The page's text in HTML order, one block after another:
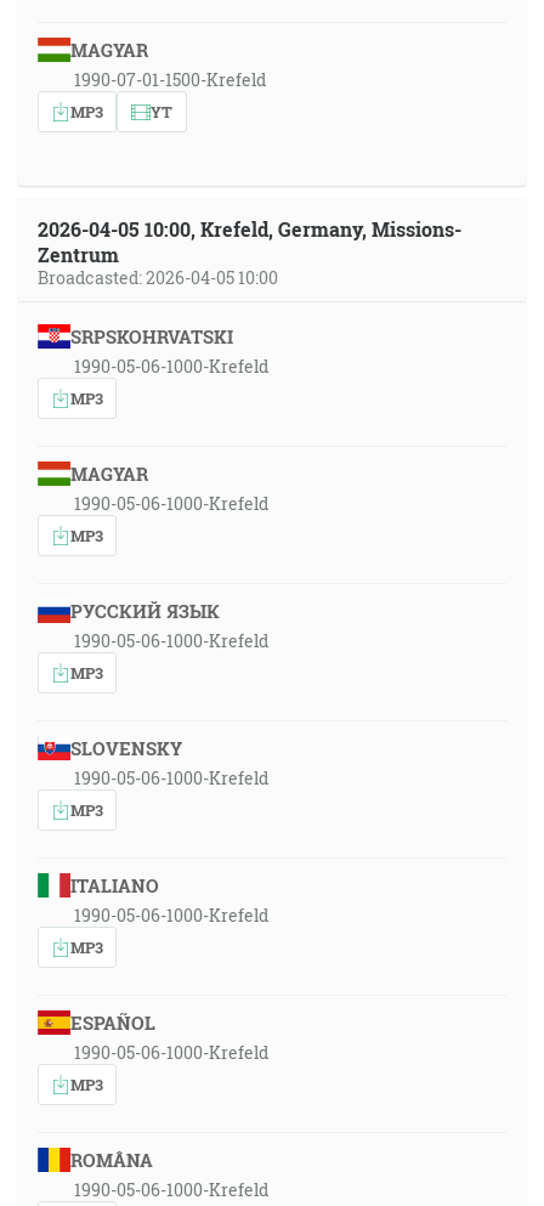
MAGYAR
1990-07-01-1500-Krefeld
MP3 YT
2026-04-05 10:00, Krefeld, Germany, Missions-
Zentrum
Broadcasted: 2026-04-05 10:00
SRPSKOHRVATSKI
1990-05-06-1000-Krefeld
MP3
MAGYAR
1990-05-06-1000-Krefeld
MP3
РУССКИЙ ЯЗЫК
1990-05-06-1000-Krefeld
MP3
SLOVENSKY
1990-05-06-1000-Krefeld
MP3
ITALIANO
1990-05-06-1000-Krefeld
MP3
ESPAÑOL
1990-05-06-1000-Krefeld
MP3
ROMÂNA
1990-05-06-1000-Krefeld